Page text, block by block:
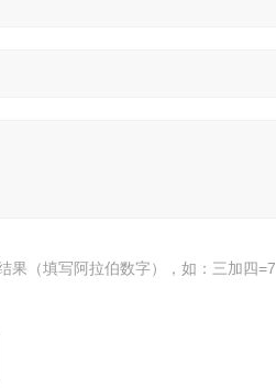
果（填写阿拉伯数字），如：三加四=7